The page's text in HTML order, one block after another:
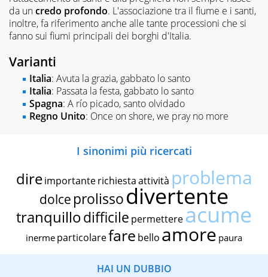
da uncredo profondo. L'associazione tra il fiume e i santi,
inoltre, fa riferimento anche alle tante processioni che si
fanno sui fiumi principali dei borghi d'Italia.
Varianti
Italia: Avuta la grazia, gabbato lo santo
Italia: Passata la festa, gabbato lo santo
Spagna: A río picado, santo olvidado
Regno Unito: Once on shore, we pray no more
I sinonimi più ricercati
dire importante richiestaattività problema
dolce prolissodivertente
tranquillodifficile permettereacume
inerme particolarefare bello amore paura
HAI UN DUBBIO